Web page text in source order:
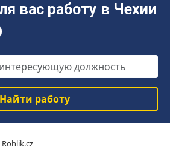
вас работу в Чехии
Найти работу
Rohlik.cz